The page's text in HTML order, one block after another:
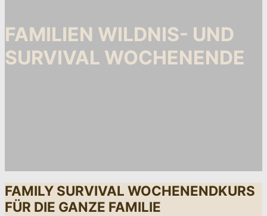
FAMILIEN WILDNIS- UND
SURVIVAL WOCHENENDE
FAMILY SURVIVAL WOCHENENDKURS
FÜR DIE GANZE FAMILIE